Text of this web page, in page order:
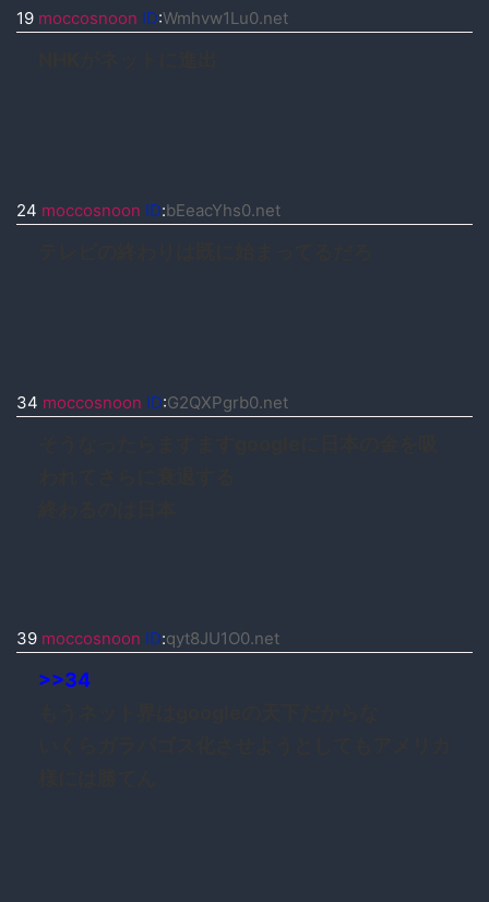
19 moccosnoon ID:Wmhvw1Lu0.net
24 moccosnoon ID:bEeacYhs0.net
34 moccosnoon ID:G2QXPgrb0.net
39 moccosnoon ID:qyt8JU1O0.net
>>34